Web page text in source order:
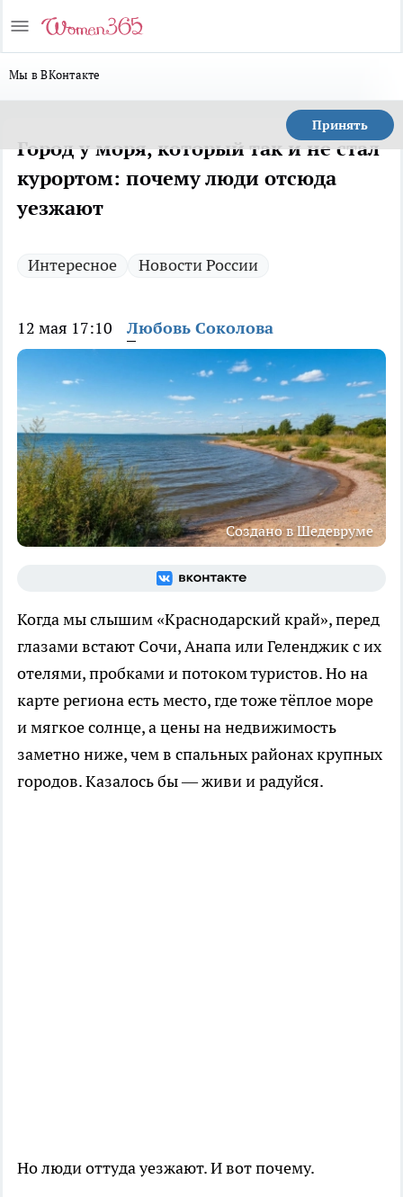
Мы в ВКонтакте
Принять
Город у моря, который так и не стал
курортом: почему люди отсюда
уезжают
Интересное Новости России
12 мая 17:10 Любовь Соколова
Создано в Шедевруме
Когда мы слышим «Краснодарский край», перед
глазами встают Сочи, Анапа или Геленджик с их
отелями, пробками и потоком туристов. Но на
карте региона есть место, где тоже тёплое море
и мягкое солнце, а цены на недвижимость
заметно ниже, чем в спальных районах крупных
городов. Казалось бы — живи и радуйся.
Но люди оттуда уезжают. И вот почему.